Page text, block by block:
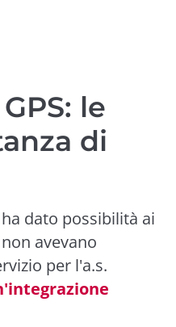
le
di
dato possibilità ai
avevano
per l'a.s.